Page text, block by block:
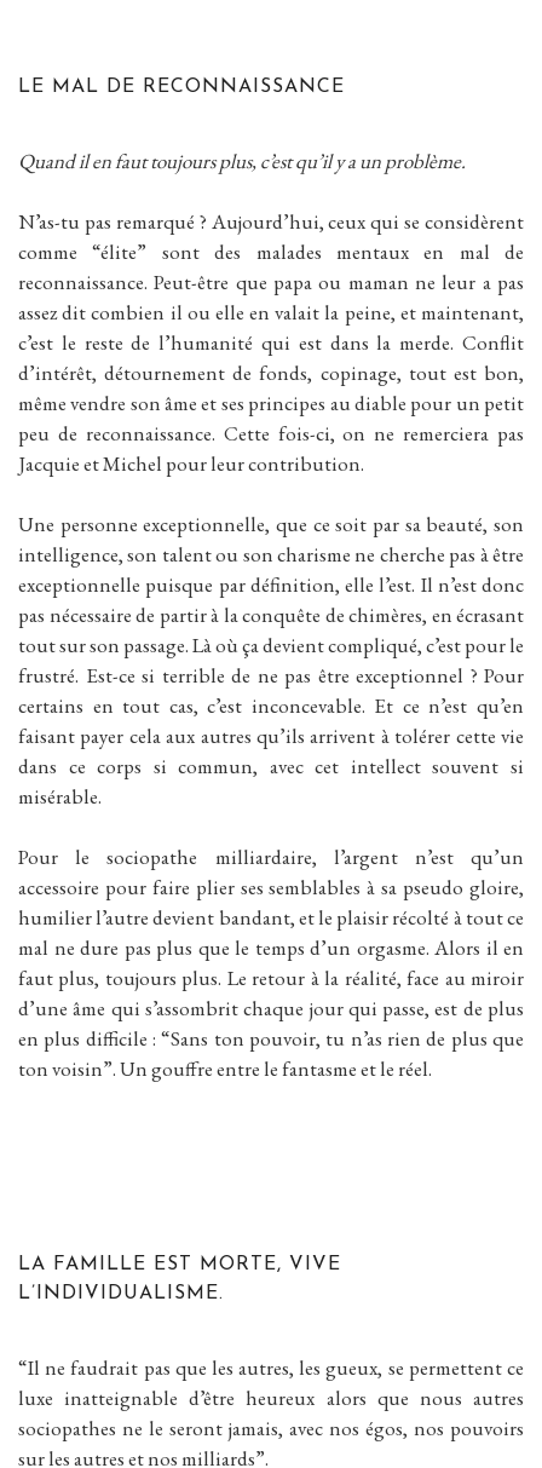
LE MAL DE RECONNAISSANCE
Quand il en faut toujours plus, c’est qu’il y a un problème.
N’as-tu pas remarqué ? Aujourd’hui, ceux qui se considèrent
comme “élite” sont des malades mentaux en mal de
reconnaissance. Peut-être que papa ou maman ne leur a pas
assez dit combien il ou elle en valait la peine, et maintenant,
c’est le reste de l’humanité qui est dans la merde. Conflit
d’intérêt, détournement de fonds, copinage, tout est bon,
même vendre son âme et ses principes au diable pour un petit
peu de reconnaissance. Cette fois-ci, on ne remerciera pas
Jacquie et Michel pour leur contribution.
Une personne exceptionnelle, que ce soit par sa beauté, son
intelligence, son talent ou son charisme ne cherche pas à être
exceptionnelle puisque par définition, elle l’est. Il n’est donc
pas nécessaire de partir à la conquête de chimères, en écrasant
tout sur son passage. Là où ça devient compliqué, c’est pour le
frustré. Est-ce si terrible de ne pas être exceptionnel ? Pour
certains en tout cas, c’est inconcevable. Et ce n’est qu’en
faisant payer cela aux autres qu’ils arrivent à tolérer cette vie
dans ce corps si commun, avec cet intellect souvent si
misérable.
Pour le sociopathe milliardaire, l’argent n’est qu’un
accessoire pour faire plier ses semblables à sa pseudo gloire,
humilier l’autre devient bandant, et le plaisir récolté à tout ce
mal ne dure pas plus que le temps d’un orgasme. Alors il en
faut plus, toujours plus. Le retour à la réalité, face au miroir
d’une âme qui s’assombrit chaque jour qui passe, est de plus
en plus difficile : “Sans ton pouvoir, tu n’as rien de plus que
ton voisin”. Un gouffre entre le fantasme et le réel.
LA FAMILLE EST MORTE, VIVE
L’INDIVIDUALISME.
“Il ne faudrait pas que les autres, les gueux, se permettent ce
luxe inatteignable d’être heureux alors que nous autres
sociopathes ne le seront jamais, avec nos égos, nos pouvoirs
sur les autres et nos milliards”.